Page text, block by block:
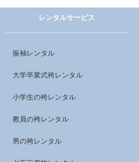
レンタルサービス
振袖レンタル
大学卒業式袴レンタル
小学生の袴レンタル
教員の袴レンタル
男の袴レンタル